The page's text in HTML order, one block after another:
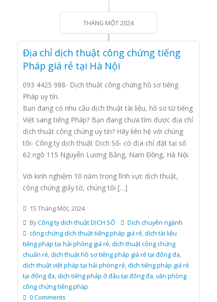
THÁNG MỘT 2024
Địa chỉ dịch thuật công chứng tiếng
Pháp giá rẻ tại Hà Nội
093 4425 988- Dịch thuật công chứng hồ sơ tiếng
Pháp uy tín.
Bạn đang có nhu cầu dịch thuật tài liệu, hồ sơ từ tiếng
Việt sang tiếng Pháp? Bạn đang chưa tìm được địa chỉ
dịch thuật công chứng uy tín? Hãy liên hệ với chúng
tôi- Công ty dịch thuật Dịch Số- có địa chỉ đặt tại số
62 ngõ 115 Nguyễn Lương Bằng, Nam Đồng, Hà Nội.
Với kinh nghiệm 10 năm trong lĩnh vực dịch thuật,
công chứng giấy tờ, chúng tôi […]
15 Tháng Một, 2024
ByCông ty dịch thuật DỊCH SỐ
Dịch chuyên ngành
công chứng dịch thuật tiếng pháp giá rẻ,dịch tài liệu
tiếng pháp tại hải phòng giá rẻ,dịch thuật công chứng
chuẩn rẻ,dịch thuật hồ sơ tiếng pháp giá rẻ tại đống đa,
dịch thuật việt pháp tại hải phòng rẻ,dịch tiếng pháp giá rẻ
tại đống đa,dịch tiếng pháp ở đâu tại đống đa,văn phòng
công chứng tiếng pháp
0 Comments